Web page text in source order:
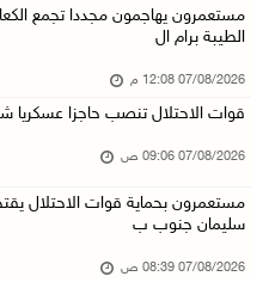
تواصل انتهاكات الاحتلال
06/آب/2026 11:53 م
الاحتلال يخطر باقتلاع أشجار من 310 دونمات وال ...
06/آب/2026 11:14 م
قوات الاحتلال تقتحم يعبد
06/آب/2026 10:49 م
48 إصابة منذ بدء عدوان الاحتلال على مخيم قلند ...
مستعمرون يهاجمون مجددا تجمع
الطيبة برام ال
07/08/2026 12:08 م
قوات الاحتلال تنصب حاجزا عسكريا
07/08/2026 09:06 ص
مستعمرون بحماية قوات الاحتلال
سليمان جنوب ب
07/08/2026 08:39 ص